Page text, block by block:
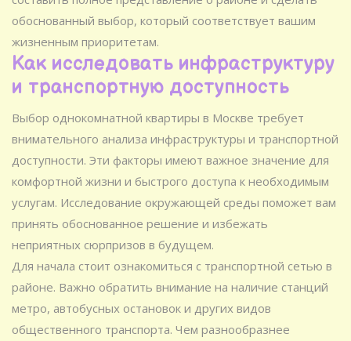
обоснованный выбор, который соответствует вашим
жизненным приоритетам.
Как исследовать инфраструктуру
и транспортную доступность
Выбор однокомнатной квартиры в Москве требует
внимательного анализа инфраструктуры и транспортной
доступности. Эти факторы имеют важное значение для
комфортной жизни и быстрого доступа к необходимым
услугам. Исследование окружающей среды поможет вам
принять обоснованное решение и избежать
неприятных сюрпризов в будущем.
Для начала стоит ознакомиться с транспортной сетью в
районе. Важно обратить внимание на наличие станций
метро, автобусных остановок и других видов
общественного транспорта. Чем разнообразнее